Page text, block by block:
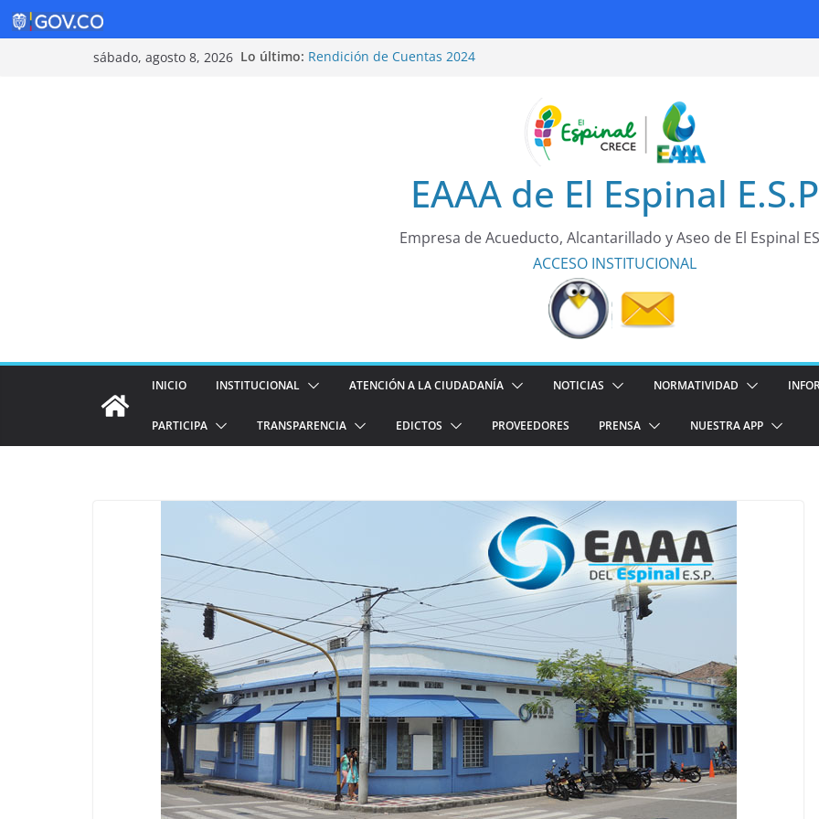
sábado, agosto 8, 2026 Lo último: Rendición de Cuentas 2024
EAAA de El Espinal E.S.P
Empresa de Acueducto, Alcantarillado y Aseo de El Espinal
ACCESO INSTITUCIONAL
INICIO INSTITUCIONAL ATENCIÓN A LA CIUDADANÍA NOTICIAS NORMATIVIDAD
PARTICIPA TRANSPARENCIA EDICTOS PROVEEDORES PRENSA NUESTRA APP